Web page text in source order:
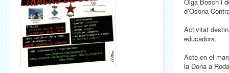
d’Osona
Activitat
educadors.
Acte en el
la Dona a